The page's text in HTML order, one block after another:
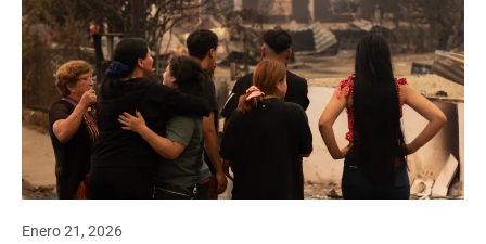
Enero 21, 2026